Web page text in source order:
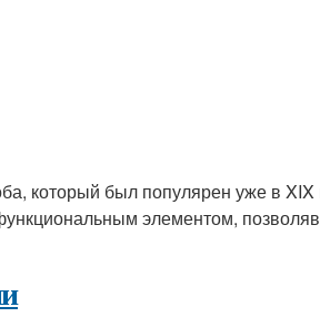
который был популярен уже в XIX
элементом,